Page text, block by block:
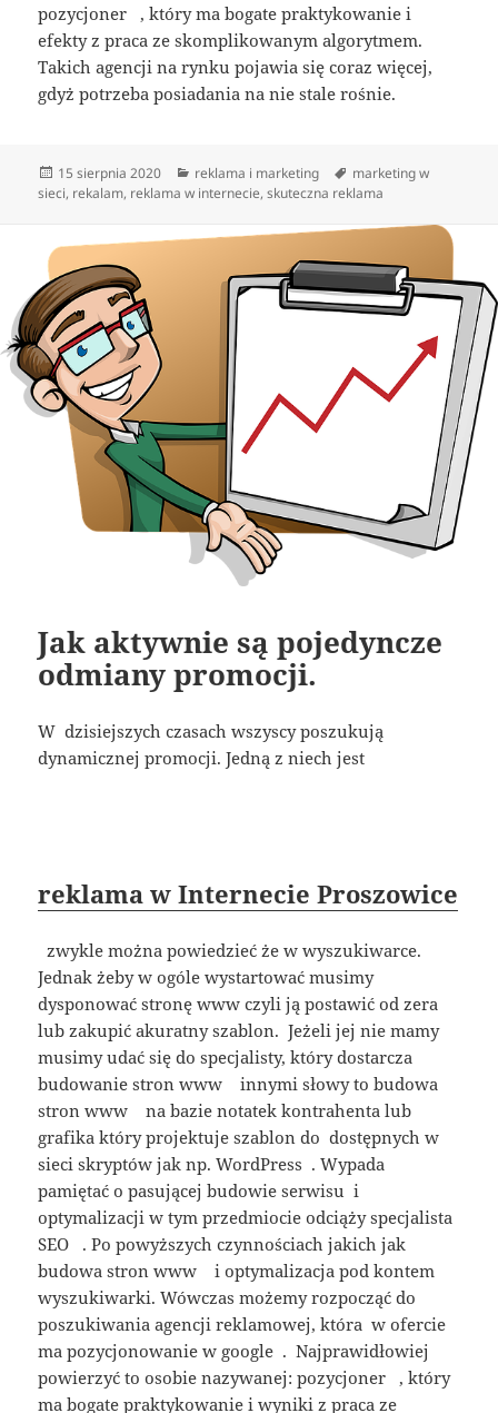
pozycjoner , który ma bogate praktykowanie i
efekty z praca ze skomplikowanym algorytmem.
Takich agencji na rynku pojawia się coraz więcej,
gdyż potrzeba posiadania na nie stale rośnie.
Data
publikacji
15 sierpnia 2020 Kategorie
reklama i marketing Tagi
marketing w
sieci, rekalam, reklama w internecie,skuteczna reklama
Jak aktywnie są pojedyncze
odmiany promocji.
W dzisiejszych czasach wszyscy poszukują
dynamicznej promocji. Jedną z niech jest
reklama w Internecie Proszowice
zwykle można powiedzieć że w wyszukiwarce.
Jednak żeby w ogóle wystartować musimy
dysponować stronę www czyli ją postawić od zera
lub zakupić akuratny szablon. Jeżeli jej nie mamy
musimy udać się do specjalisty, który dostarcza
budowanie stron www innymi słowy to budowa
stron www na bazie notatek kontrahenta lub
grafika który projektuje szablon do dostępnych w
sieci skryptów jak np. WordPress . Wypada
pamiętać o pasującej budowie serwisu i
optymalizacji w tym przedmiocie odciąży specjalista
SEO . Po powyższych czynnościach jakich jak
budowa stron www i optymalizacja pod kontem
wyszukiwarki. Wówczas możemy rozpocząć do
poszukiwania agencji reklamowej, która w ofercie
ma pozycjonowanie w google . Najprawidłowiej
powierzyć to osobie nazywanej: pozycjoner , który
ma bogate praktykowanie i wyniki z praca ze